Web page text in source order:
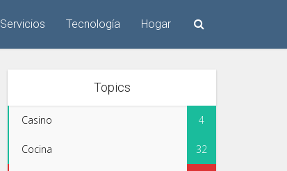
Servicios Tecnología Hogar
Topics
Casino 4
Cocina 32